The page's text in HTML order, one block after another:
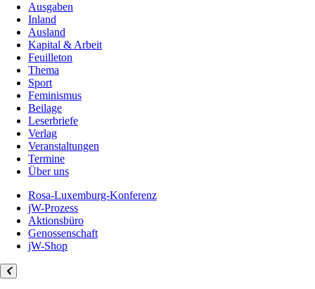
Ausgaben
Inland
Ausland
Kapital & Arbeit
Feuilleton
Thema
Sport
Feminismus
Beilage
Leserbriefe
Verlag
Veranstaltungen
Termine
Über uns
Rosa-Luxemburg-Konferenz
jW-Prozess
Aktionsbüro
Genossenschaft
jW-Shop